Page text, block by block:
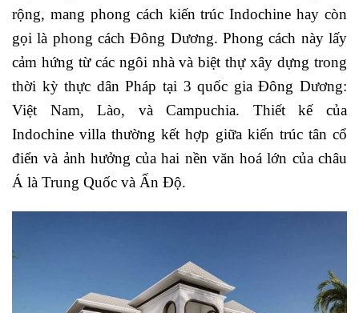
rộng, mang phong cách kiến trúc Indochine hay còn
gọi là phong cách Đông Dương. Phong cách này lấy
cảm hứng từ các ngôi nhà và biệt thự xây dựng trong
thời kỳ thực dân Pháp tại 3 quốc gia Đông Dương:
Việt Nam, Lào, và Campuchia. Thiết kế của
Indochine villa thường kết hợp giữa kiến trúc tân cổ
điển và ảnh hưởng của hai nền văn hoá lớn của châu
Á là Trung Quốc và Ấn Độ.